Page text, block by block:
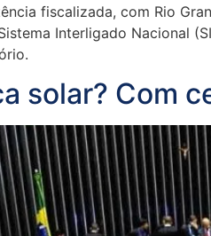
fiscalizada, com Rio
Interligado Nacional
solar? Com